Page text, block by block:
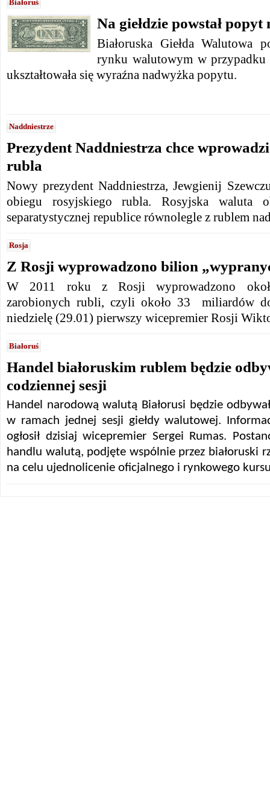
Białoruś
Na giełdzie powstał
Białoruska Giełda Walutowa
rynku walutowym w przypadku
ukształtowała się wyraźna nadwyżka popytu.
Naddniestrze
Prezydent Naddniestrza chce
rubla
Nowy prezydent Naddniestrza, Jewgienij
obiegu rosyjskiego rubla. Rosyjska waluta
separatystycznej republice równolegle z rublem
Rosja
Z Rosji wyprowadzono bilion
W 2011 roku z Rosji wyprowadzono
zarobionych rubli, czyli około 33 miliardów
niedzielę (29.01) pierwszy wicepremier Rosji
Białoruś
Handel białoruskim rublem będzie
codziennej sesji
Handel narodową walutą Białorusi będzie
w ramach jednej sesji giełdy walutowej.
ogłosił dzisiaj wicepremier Sergei Rumas.
handlu walutą, podjęte wspólnie przez białoruski
na celu ujednolicenie oficjalnego i rynkowego